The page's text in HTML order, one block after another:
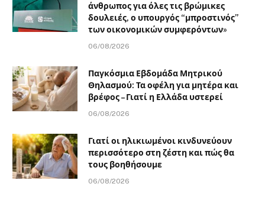
άνθρωπος για όλες τις βρώμικες
δουλειές, ο υπουργός “μπροστινός”
των οικονομικών συμφερόντων»
06/08/2026
Παγκόσμια Εβδομάδα Μητρικού
Θηλασμού: Τα οφέλη για μητέρα και
βρέφος – Γιατί η Ελλάδα υστερεί
06/08/2026
Γιατί οι ηλικιωμένοι κινδυνεύουν
περισσότερο στη ζέστη και πώς θα
τους βοηθήσουμε
06/08/2026